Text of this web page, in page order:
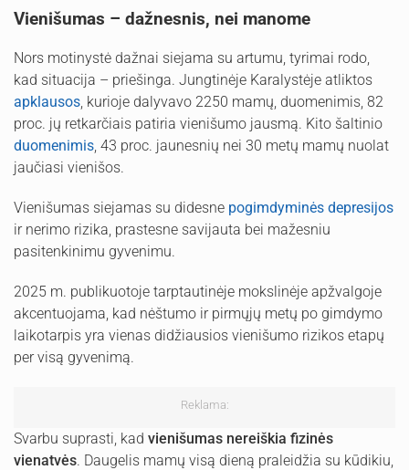
Vienišumas – dažnesnis, nei manome
Nors motinystė dažnai siejama su artumu, tyrimai rodo,
kad situacija – priešinga. Jungtinėje Karalystėje atliktos
apklausos, kurioje dalyvavo 2250 mamų, duomenimis, 82
proc. jų retkarčiais patiria vienišumo jausmą. Kito šaltinio
duomenimis, 43 proc. jaunesnių nei 30 metų mamų nuolat
jaučiasi vienišos.
Vienišumas siejamas su didesne pogimdyminės depresijos
ir nerimo rizika, prastesne savijauta bei mažesniu
pasitenkinimu gyvenimu.
2025 m. publikuotoje tarptautinėje mokslinėje apžvalgoje
akcentuojama, kad nėštumo ir pirmųjų metų po gimdymo
laikotarpis yra vienas didžiausios vienišumo rizikos etapų
per visą gyvenimą.
Reklama:
Svarbu suprasti, kad vienišumas nereiškia fizinės
vienatvės. Daugelis mamų visą dieną praleidžia su kūdikiu,